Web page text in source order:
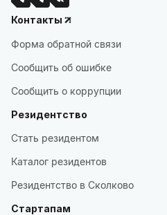
Контакты
Форма обратной связи
Сообщить об ошибке
Сообщить о коррупции
Резидентство
Стать резидентом
Каталог резидентов
Резидентство в Сколково
Стартапам